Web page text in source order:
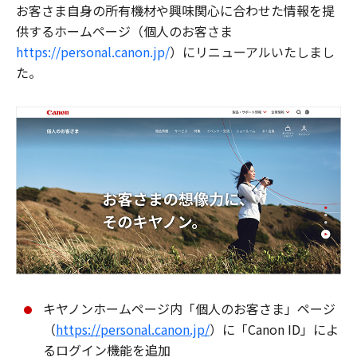
お客さま自身の所有機材や興味関心に合わせた情報を提
供するホームページ（個人のお客さま
https://personal.canon.jp/）にリニューアルいたしまし
た。
キヤノンホームページ内「個人のお客さま」ページ
（https://personal.canon.jp/）に「Canon ID」によ
るログイン機能を追加